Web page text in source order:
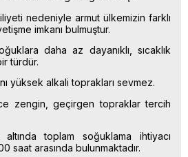
nedeniyle armut ülkemizin farklı
imkanı bulmuştur.
daha az dayanıklı, sıcaklık
türdür.
yüksek alkali toprakları sevmez.
zengin, geçirgen topraklar tercih
altında toplam soğuklama ihtiyacı
saat arasında bulunmaktadır.